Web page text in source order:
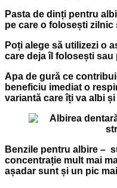
Pasta de dinți pentru
pe care o folosești zilnic
Poți alege să utilizezi o
care deja îl folosești sau
Apa de gură ce
beneficiu imediat o
variantă care îți va albi
Benzile pentru albire –
concentrație mult mai
așadar sunt și un pic